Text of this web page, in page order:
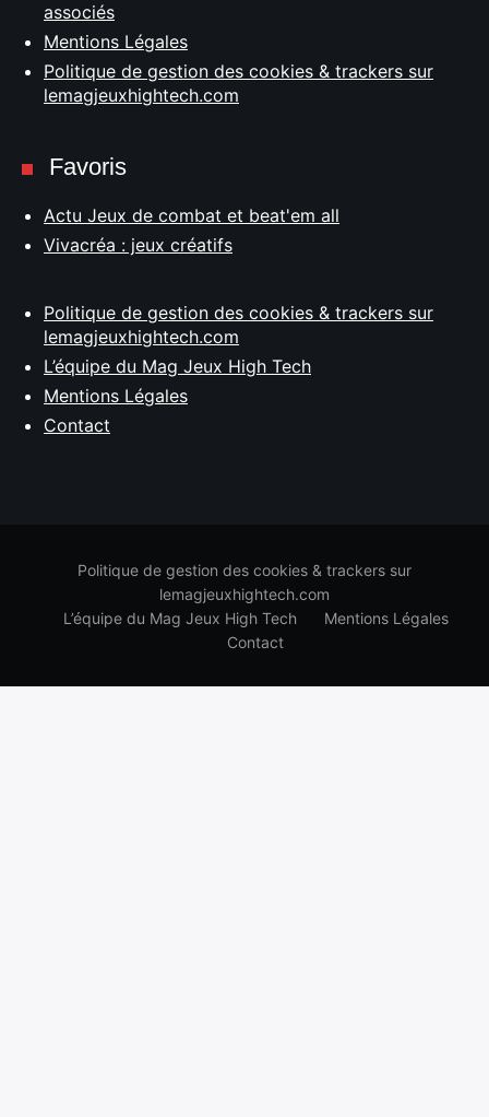
associés
Mentions Légales
Politique de gestion des cookies & trackers sur
lemagjeuxhightech.com
Favoris
Actu Jeux de combat et beat'em all
Vivacréa : jeux créatifs
Politique de gestion des cookies & trackers sur
lemagjeuxhightech.com
L’équipe du Mag Jeux High Tech
Mentions Légales
Contact
Politique de gestion des cookies & trackers sur
lemagjeuxhightech.com
L’équipe du Mag Jeux High Tech
Mentions Légales
Contact